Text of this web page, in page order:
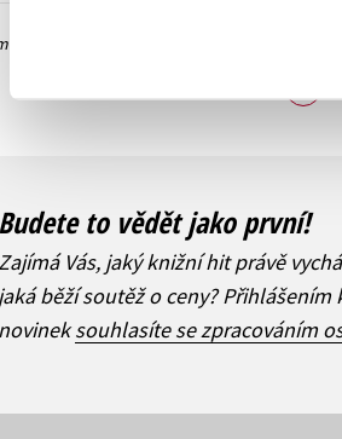
Budete to vědět jako první!
Zajímá Vás, jaký knižní hit právě
jaká běží soutěž o ceny?
novineksouhlasíte se zpracováním